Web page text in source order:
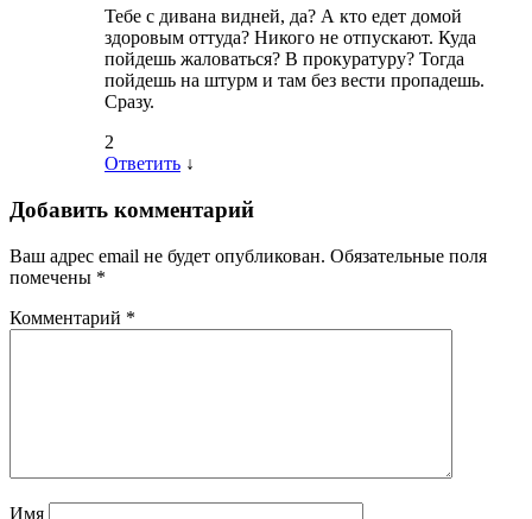
Тебе с дивана видней, да? А кто едет домой
здоровым оттуда? Никого не отпускают. Куда
пойдешь жаловаться? В прокуратуру? Тогда
пойдешь на штурм и там без вести пропадешь.
Сразу.
2
Ответить ↓
Добавить комментарий
Ваш адрес email не будет опубликован. Обязательные поля
помечены *
Комментарий *
Имя